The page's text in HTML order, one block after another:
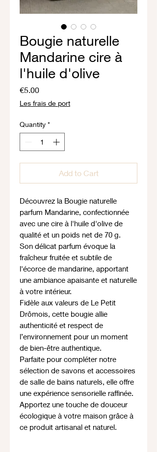
Bougie naturelle
Mandarine cire à
l'huile d'olive
€5.00Price
Les frais de port
Quantity *
Add to Cart
Découvrez la Bougie naturelle
parfum Mandarine, confectionnée
avec une cire à l'huile d'olive de
qualité et un poids net de 70 g.
Son délicat parfum évoque la
fraîcheur fruitée et subtile de
l'écorce de mandarine, apportant
une ambiance apaisante et naturelle
à votre intérieur.
Fidèle aux valeurs de Le Petit
Drômois, cette bougie allie
authenticité et respect de
l’environnement pour un moment
de bien-être authentique.
Parfaite pour compléter notre
sélection de savons et accessoires
de salle de bains naturels, elle offre
une expérience sensorielle raffinée.
Apportez une touche de douceur
écologique à votre maison grâce à
ce produit artisanal et naturel.